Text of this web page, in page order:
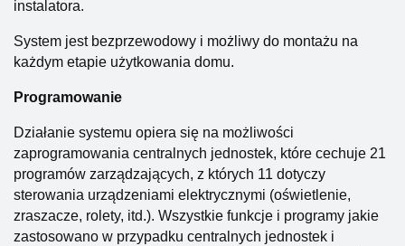
instalatora.
System jest bezprzewodowy i możliwy do montażu na
każdym etapie użytkowania domu.
Programowanie
Działanie systemu opiera się na możliwości
zaprogramowania centralnych jednostek, które cechuje 21
programów zarządzających, z których 11 dotyczy
sterowania urządzeniami elektrycznymi (oświetlenie,
zraszacze, rolety, itd.). Wszystkie funkcje i programy jakie
zastosowano w przypadku centralnych jednostek i